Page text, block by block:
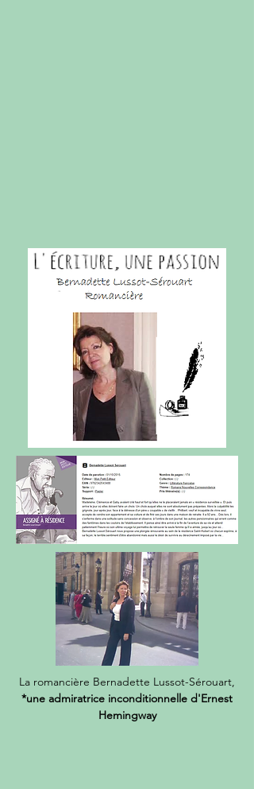
La romancière Bernadette Lussot-Sérouart,
*une admiratrice inconditionnelle d'Ernest
Hemingway